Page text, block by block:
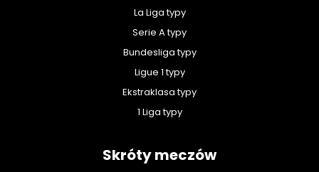
La Liga typy
Serie A typy
Bundesliga typy
Ligue 1 typy
Ekstraklasa typy
1 Liga typy
Skróty meczów